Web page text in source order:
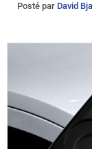
Posté par David